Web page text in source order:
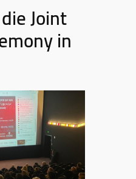
Joint
in